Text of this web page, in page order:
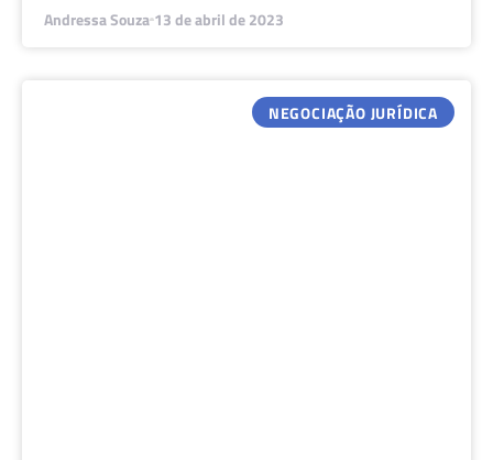
Andressa Souza 13 de abril de 2023
NEGOCIAÇÃO JURÍDICA